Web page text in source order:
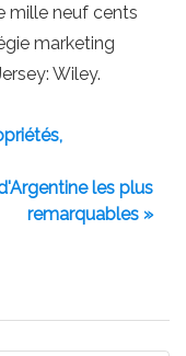
mille neuf cents
marketing
Wiley.
les plus
remarquables »